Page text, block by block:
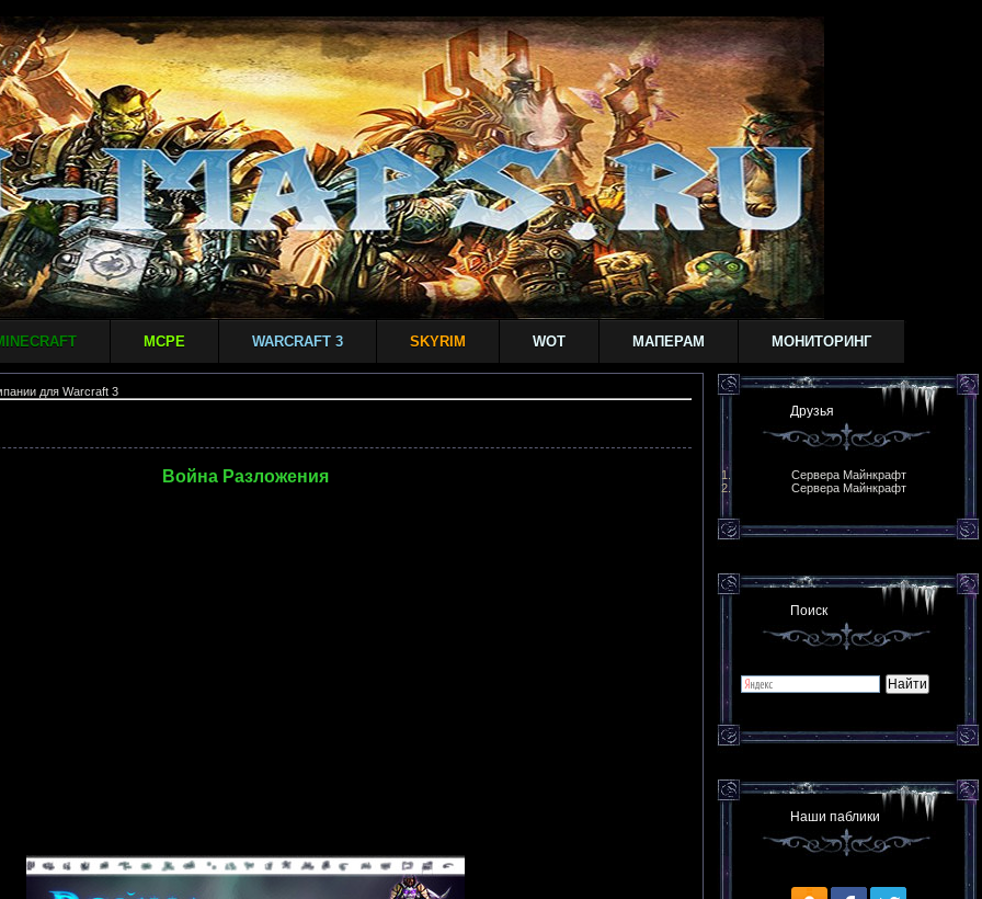
MCPE WARCRAFT 3 SKYRIM WOT МАПЕРАМ МОНИТОРИНГ
для Warcraft 3
Война Разложения
Друзья
Сервера Майнкрафт
Сервера Майнкрафт
Поиск
Наши паблики